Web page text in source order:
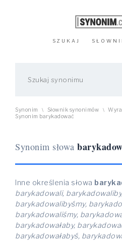
SZUKAJ
Synonim \ Słownik synonimów \
Synonim barykadować
Synonim słowa
Inne określenia słowa
barykadowali,
barykadowalibyśmy,
barykadowaliśmy,
barykadowałaby,
barykadowałabyś,